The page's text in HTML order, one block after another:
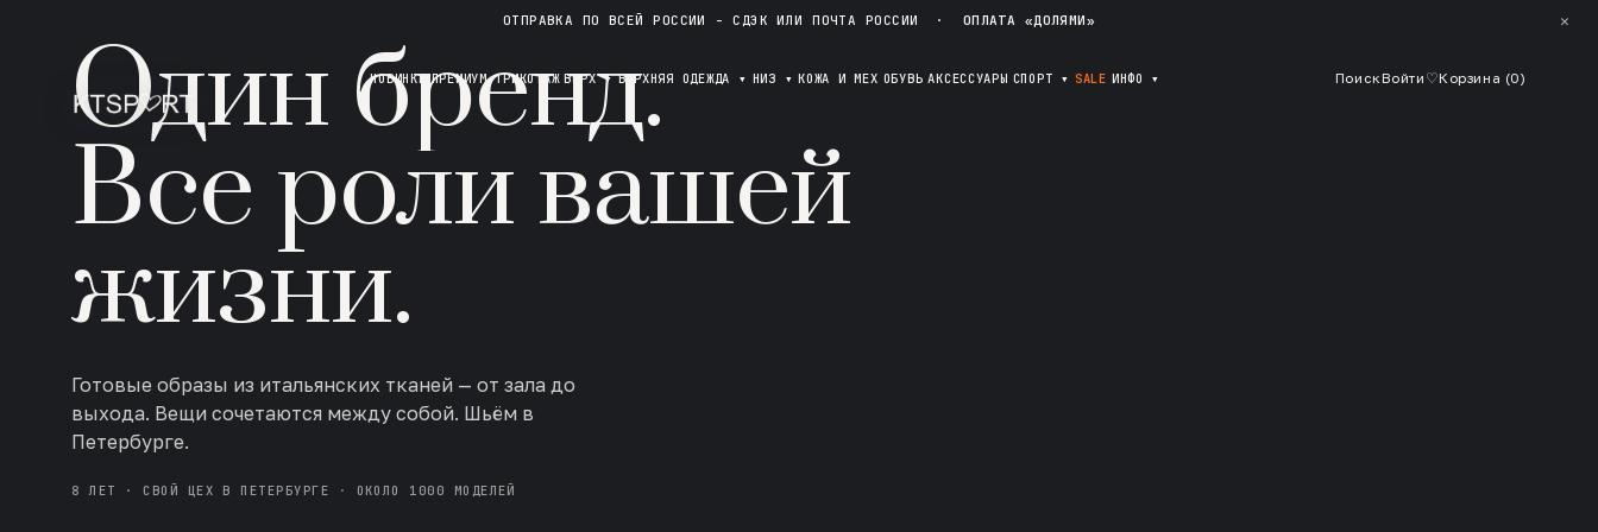
ОТПРАВКА ПО ВСЕЙ РОССИИ - СДЭК ИЛИ ПОЧТА РОССИИ · ОПЛАТА «ДОЛЯМИ» ✕
НОВИНКИ ПРЕМИУМ ТРИКОТАЖ ВЕРХ▾ ВЕРХНЯЯ ОДЕЖДА ▾ НИЗ ▾ КОЖА И МЕХ ОБУВЬ АКСЕССУАРЫ СПОРТ ▾ SALE ИНФО ▾ ПоискВойти ♡Корзина (0)
Один бренд.
Все роли вашей
жизни.
Готовые образы из итальянских тканей — от зала до
выхода. Вещи сочетаются между собой. Шьём в
Петербурге.
8 ЛЕТ · СВОЙ ЦЕХ В ПЕТЕРБУРГЕ · ОКОЛО 1000 МОДЕЛЕЙ